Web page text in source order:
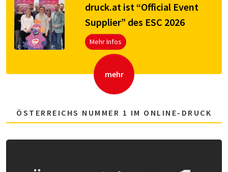
druck.at ist “Official Event
Supplier” des ESC 2026
Mehr Infos
mehr
ÖSTERREICHS NUMMER 1 IM ONLINE-DRUCK